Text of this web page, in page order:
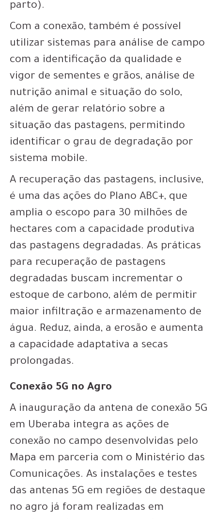
parto).
Com a conexão, também é possível
utilizar sistemas para análise de campo
com a identificação da qualidade e
vigor de sementes e grãos, análise de
nutrição animal e situação do solo,
além de gerar relatório sobre a
situação das pastagens, permitindo
identificar o grau de degradação por
sistema mobile.
A recuperação das pastagens, inclusive,
é uma das ações do Plano ABC+, que
amplia o escopo para 30 milhões de
hectares com a capacidade produtiva
das pastagens degradadas. As práticas
para recuperação de pastagens
degradadas buscam incrementar o
estoque de carbono, além de permitir
maior infiltração e armazenamento de
água. Reduz, ainda, a erosão e aumenta
a capacidade adaptativa a secas
prolongadas.
Conexão 5G no Agro
A inauguração da antena de conexão 5G
em Uberaba integra as ações de
conexão no campo desenvolvidas pelo
Mapa em parceria com o Ministério das
Comunicações. As instalações e testes
das antenas 5G em regiões de destaque
no agro já foram realizadas em